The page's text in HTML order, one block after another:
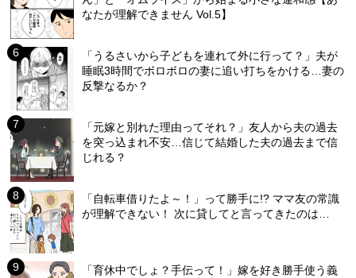
なたが理解できません Vol.5】
「うるさいから子どもを連れて外に行って？」夫が
睡眠3時間でボロボロの妻に追い打ちをかける…妻の
反撃なるか？
「元嫁と別れた理由ってそれ？」友人から夫の過去
を突っ込まれ不安…信じて結婚した夫の過去まで信
じれる？
「自転車借りたよ～！」って勝手に!? ママ友の常識
が理解できない！ 次に貸してと言ってきたのは…
「育休中でしょ？手伝って！」嫁を好き勝手使う義